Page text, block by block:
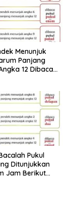
Menunjuk
Panjang
12 Dibaca
Pukul
Ditunjukkan
Jam Berikut